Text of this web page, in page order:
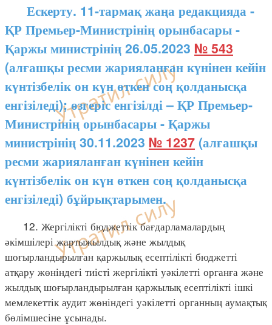
Ескерту. 11-тармақ жаңа редакцияда -
ҚР Премьер-Министрінің орынбасары -
Қаржы министрінің 26.05.2023 № 543
(алғашқы ресми жарияланған күнінен кейін
күнтізбелік он күн өткен соң қолданысқа
енгізіледі); өзгеріс енгізілді – ҚР Премьер-
Министрінің орынбасары - Қаржы
министрінің 30.11.2023 № 1237 (алғашқы
ресми жарияланған күнінен кейін
күнтізбелік он күн өткен соң қолданысқа
енгізіледі) бұйрықтарымен.
12. Жергілікті бюджеттік бағдарламалардың
әкімшілері жартыжылдық және жылдық
шоғырландырылған қаржылық есептілікті бюджетті
атқару жөніндегі тиісті жергілікті уәкілетті органға және
жылдық шоғырландырылған қаржылық есептілікті ішкі
мемлекеттік аудит жөніндегі уәкілетті органның аумақтық
бөлімшесіне ұсынады.